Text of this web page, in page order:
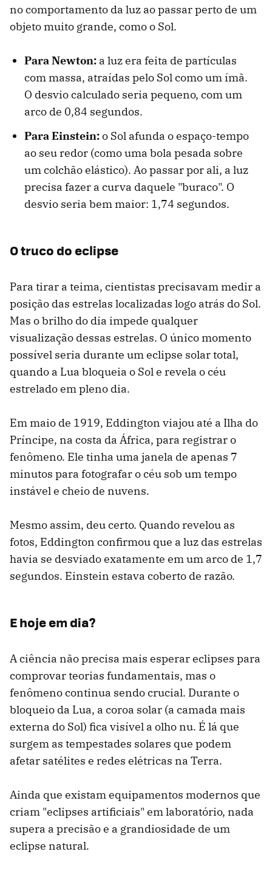
no comportamento da luz ao passar perto de um
objeto muito grande, como o Sol.
Para Newton: a luz era feita de partículas
com massa, atraídas pelo Sol como um ímã.
O desvio calculado seria pequeno, com um
arco de 0,84 segundos.
Para Einstein:o Sol afunda o espaço-tempo
ao seu redor (como uma bola pesada sobre
um colchão elástico). Ao passar por ali, a luz
precisa fazer a curva daquele "buraco". O
desvio seria bem maior: 1,74 segundos.
O truco do eclipse
Para tirar a teima, cientistas precisavam medir a
posição das estrelas localizadas logo atrás do Sol.
Mas o brilho do dia impede qualquer
visualização dessas estrelas. O único momento
possível seria durante um eclipse solar total,
quando a Lua bloqueia o Sol e revela o céu
estrelado em pleno dia.
Em maio de 1919, Eddington viajou até a Ilha do
Príncipe, na costa da África, para registrar o
fenômeno. Ele tinha uma janela de apenas 7
minutos para fotografar o céu sob um tempo
instável e cheio de nuvens.
Mesmo assim, deu certo. Quando revelou as
fotos, Eddington confirmou que a luz das estrelas
havia se desviado exatamente em um arco de 1,7
segundos. Einstein estava coberto de razão.
E hoje em dia?
A ciência não precisa mais esperar eclipses para
comprovar teorias fundamentais, mas o
fenômeno continua sendo crucial. Durante o
bloqueio da Lua, a coroa solar (a camada mais
externa do Sol) fica visível a olho nu. É lá que
surgem as tempestades solares que podem
afetar satélites e redes elétricas na Terra.
Ainda que existam equipamentos modernos que
criam "eclipses artificiais" em laboratório, nada
supera a precisão e a grandiosidade de um
eclipse natural.